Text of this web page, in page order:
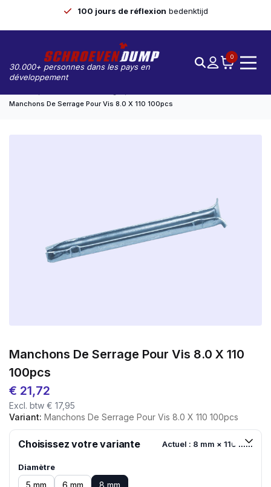
100 jours de réflexion bedenktijd
30.000+ personnes dans les pays en
développement
0
Manchons De Serrage Pour Vis 8.0 X 110 100pcs
Manchons De Serrage Pour Vis 8.0 X 110
100pcs
€ 21,72
Excl. btw € 17,95
Variant: Manchons De Serrage Pour Vis 8.0 X 110 100pcs
Choisissez votre variante Actuel : 8 mm × 110 mm
Diamètre
5 mm 6 mm 8 mm